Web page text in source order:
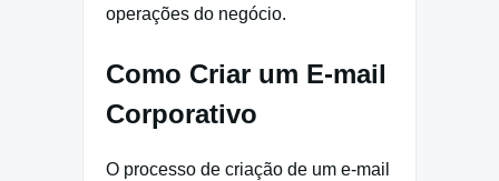
operações do negócio.
Como Criar um E-mail
Corporativo
O processo de criação de um e-mail